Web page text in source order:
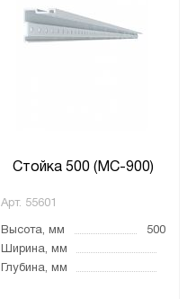
Стойка 500 (МС-900)
Арт. 55601
Высота, мм
500
Ширина, мм
Глубина, мм